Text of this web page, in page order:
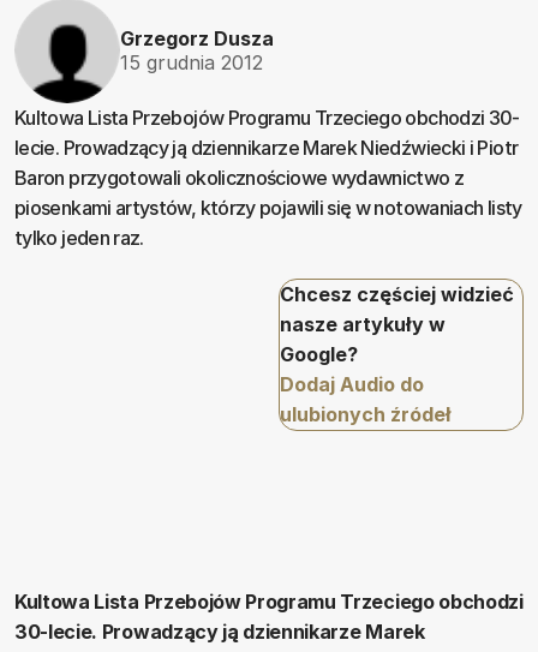
Grzegorz Dusza
15 grudnia 2012
Kultowa Lista Przebojów Programu Trzeciego obchodzi 30-
lecie. Prowadzący ją dziennikarze Marek Niedźwiecki i Piotr
Baron przygotowali okolicznościowe wydawnictwo z
piosenkami artystów, którzy pojawili się w notowaniach listy
tylko jeden raz.
Chcesz częściej widzieć
nasze artykuły w
Google?
Dodaj Audio do
ulubionych źródeł
Kultowa Lista Przebojów Programu Trzeciego obchodzi
30-lecie. Prowadzący ją dziennikarze Marek